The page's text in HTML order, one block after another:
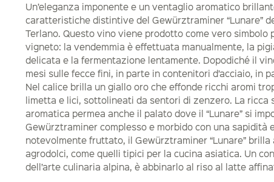
Un’eleganza imponente e un ventaglio aromatico
caratteristiche distintive del Gewürztraminer “Lunare”
Terlano. Questo vino viene prodotto come vero simbolo
vigneto: la vendemmia è effettuata manualmente, la
delicata e la fermentazione lentamente. Dopodiché il
mesi sulle fecce fini, in parte in contenitori d’acciaio, in
Nel calice brilla un giallo oro che effonde ricchi aromi
limetta e lici, sottolineati da sentori di zenzero. La ricca
aromatica permea anche il palato dove il “Lunare” si
Gewürztraminer complesso e morbido con una sapidità
notevolmente fruttato, il Gewürztraminer “Lunare”
agrodolci, come quelli tipici per la cucina asiatica. Un
dell’arte culinaria alpina, è abbinarlo al riso al latte